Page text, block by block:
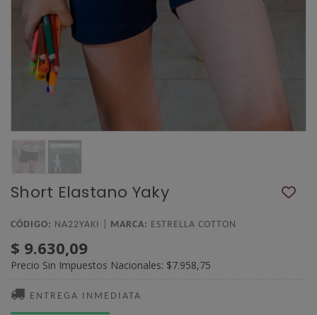
Short Elastano Yaky
CÓDIGO: NA22YAKI | MARCA: ESTRELLA COTTON
$ 9.630,09
Precio Sin Impuestos Nacionales: $7.958,75
ENTREGA INMEDIATA